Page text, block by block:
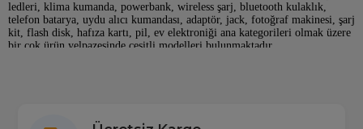
ledleri, klima kumanda, powerbank, wireless şarj, bluetooth kulaklık,
telefon batarya, uydu alıcı kumandası, adaptör, jack, fotoğraf makinesi, şarj
kit, flash disk, hafıza kartı, pil, ev elektroniği ana kategorileri olmak üzere
bir çok ürün yelpazesinde çeşitli modelleri bulunmaktadır.
Samsung markası ; lcd led tv, cep telefon şarj cihazı, data kablosu, telefon